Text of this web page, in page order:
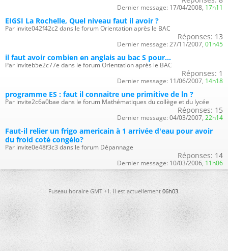
Dernier message: 17/04/2008, 17h11
EIGSI La Rochelle, Quel niveau faut il avoir ?
Par invite042f42c2 dans le forum Orientation après le BAC
Réponses: 13
Dernier message: 27/11/2007, 01h45
il faut avoir combien en anglais au bac S pour...
Par inviteb5e2c77e dans le forum Orientation après le BAC
Réponses: 1
Dernier message: 11/06/2007, 14h18
programme ES : faut il connaitre une primitive de ln ?
Par invite2c6a0bae dans le forum Mathématiques du collège et du lycée
Réponses: 15
Dernier message: 04/03/2007, 22h14
Faut-il relier un frigo americain à 1 arrivée d'eau pour avoir
du froid coté congélo?
Par invite0e48f3c3 dans le forum Dépannage
Réponses: 14
Dernier message: 10/03/2006, 11h06
Fuseau horaire GMT +1. Il est actuellement06h03.